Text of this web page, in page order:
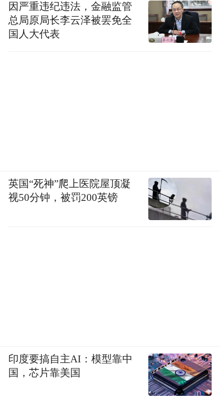
因严重违纪违法，金融监管
总局原局长李云泽被罢免全
国人大代表
英国“死神”爬上医院屋顶凝
视50分钟，被罚200英镑
印度要搞自主AI：模型靠中
国，芯片靠美国